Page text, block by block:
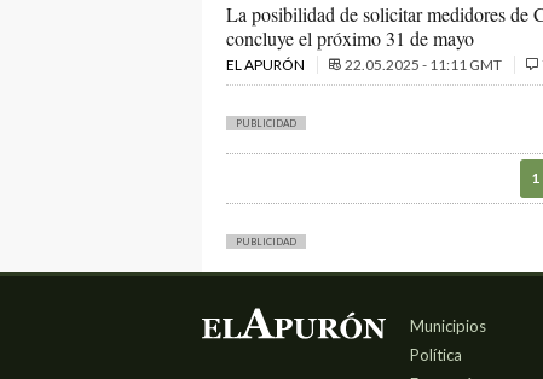
La posibilidad de solicitar medidores de
concluye el próximo 31 de mayo
EL APURÓN 22.05.2025 - 11:11 GMT
PUBLICIDAD
1
PUBLICIDAD
Municipios
Política